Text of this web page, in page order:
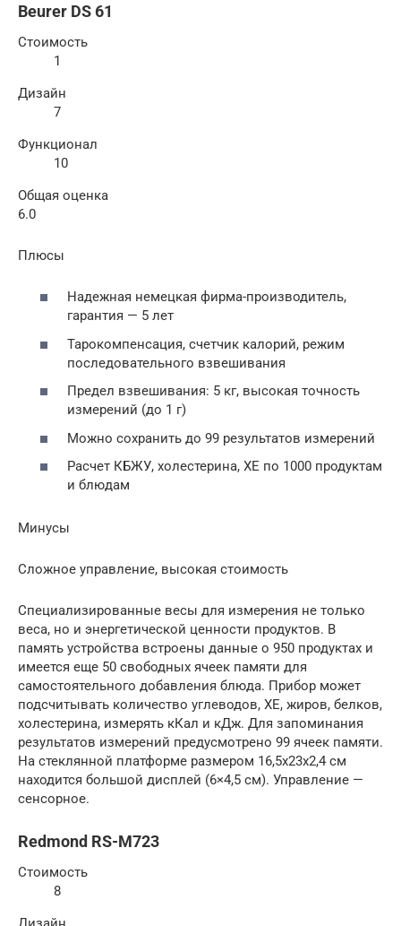
Beurer DS 61
Стоимость
1
Дизайн
7
Функционал
10
Общая оценка
6.0
Плюсы
Надежная немецкая фирма-производитель,
гарантия — 5 лет
Тарокомпенсация, счетчик калорий, режим
последовательного взвешивания
Предел взвешивания: 5 кг, высокая точность
измерений (до 1 г)
Можно сохранить до 99 результатов измерений
Расчет КБЖУ, холестерина, ХЕ по 1000 продуктам
и блюдам
Минусы
Сложное управление, высокая стоимость
Специализированные весы для измерения не только
веса, но и энергетической ценности продуктов. В
память устройства встроены данные о 950 продуктах и
имеется еще 50 свободных ячеек памяти для
самостоятельного добавления блюда. Прибор может
подсчитывать количество углеводов, ХЕ, жиров, белков,
холестерина, измерять кКал и кДж. Для запоминания
результатов измерений предусмотрено 99 ячеек памяти.
На стеклянной платформе размером 16,5x23x2,4 см
находится большой дисплей (6×4,5 см). Управление —
сенсорное.
Redmond RS-M723
Стоимость
8